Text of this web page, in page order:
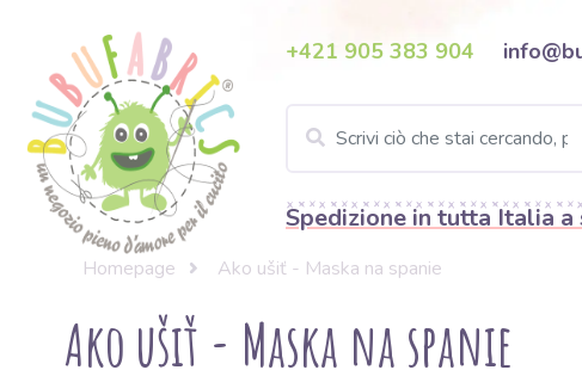
+421 905 383 904
Spedizione in tutta Italia a
Homepage Ako ušiť - Maska na spanie
Ako ušiť - Maska na spanie